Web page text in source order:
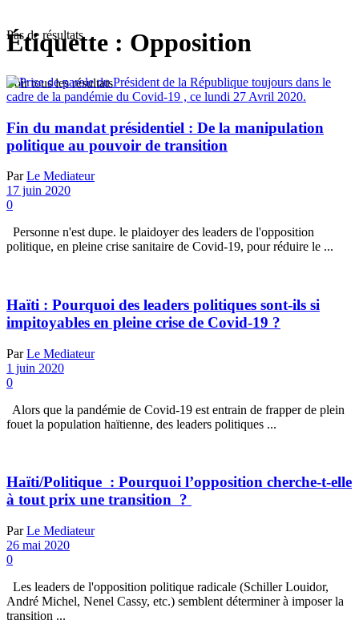
Pas de résultats
Voir tous les résultats
Étiquette : Opposition
Fin du mandat présidentiel : De la manipulation
politique au pouvoir de transition
Par Le Mediateur
17 juin 2020
0
Personne n'est dupe. le plaidoyer des leaders de l'opposition
politique, en pleine crise sanitaire de Covid-19, pour réduire le ...
Haïti : Pourquoi des leaders politiques sont-ils si
impitoyables en pleine crise de Covid-19 ?
Par Le Mediateur
1 juin 2020
0
Alors que la pandémie de Covid-19 est entrain de frapper de plein
fouet la population haïtienne, des leaders politiques ...
Haïti/Politique : Pourquoi l’opposition cherche-t-elle
à tout prix une transition ?
Par Le Mediateur
26 mai 2020
0
Les leaders de l'opposition politique radicale (Schiller Louidor,
André Michel, Nenel Cassy, etc.) semblent déterminer à imposer la
transition ...